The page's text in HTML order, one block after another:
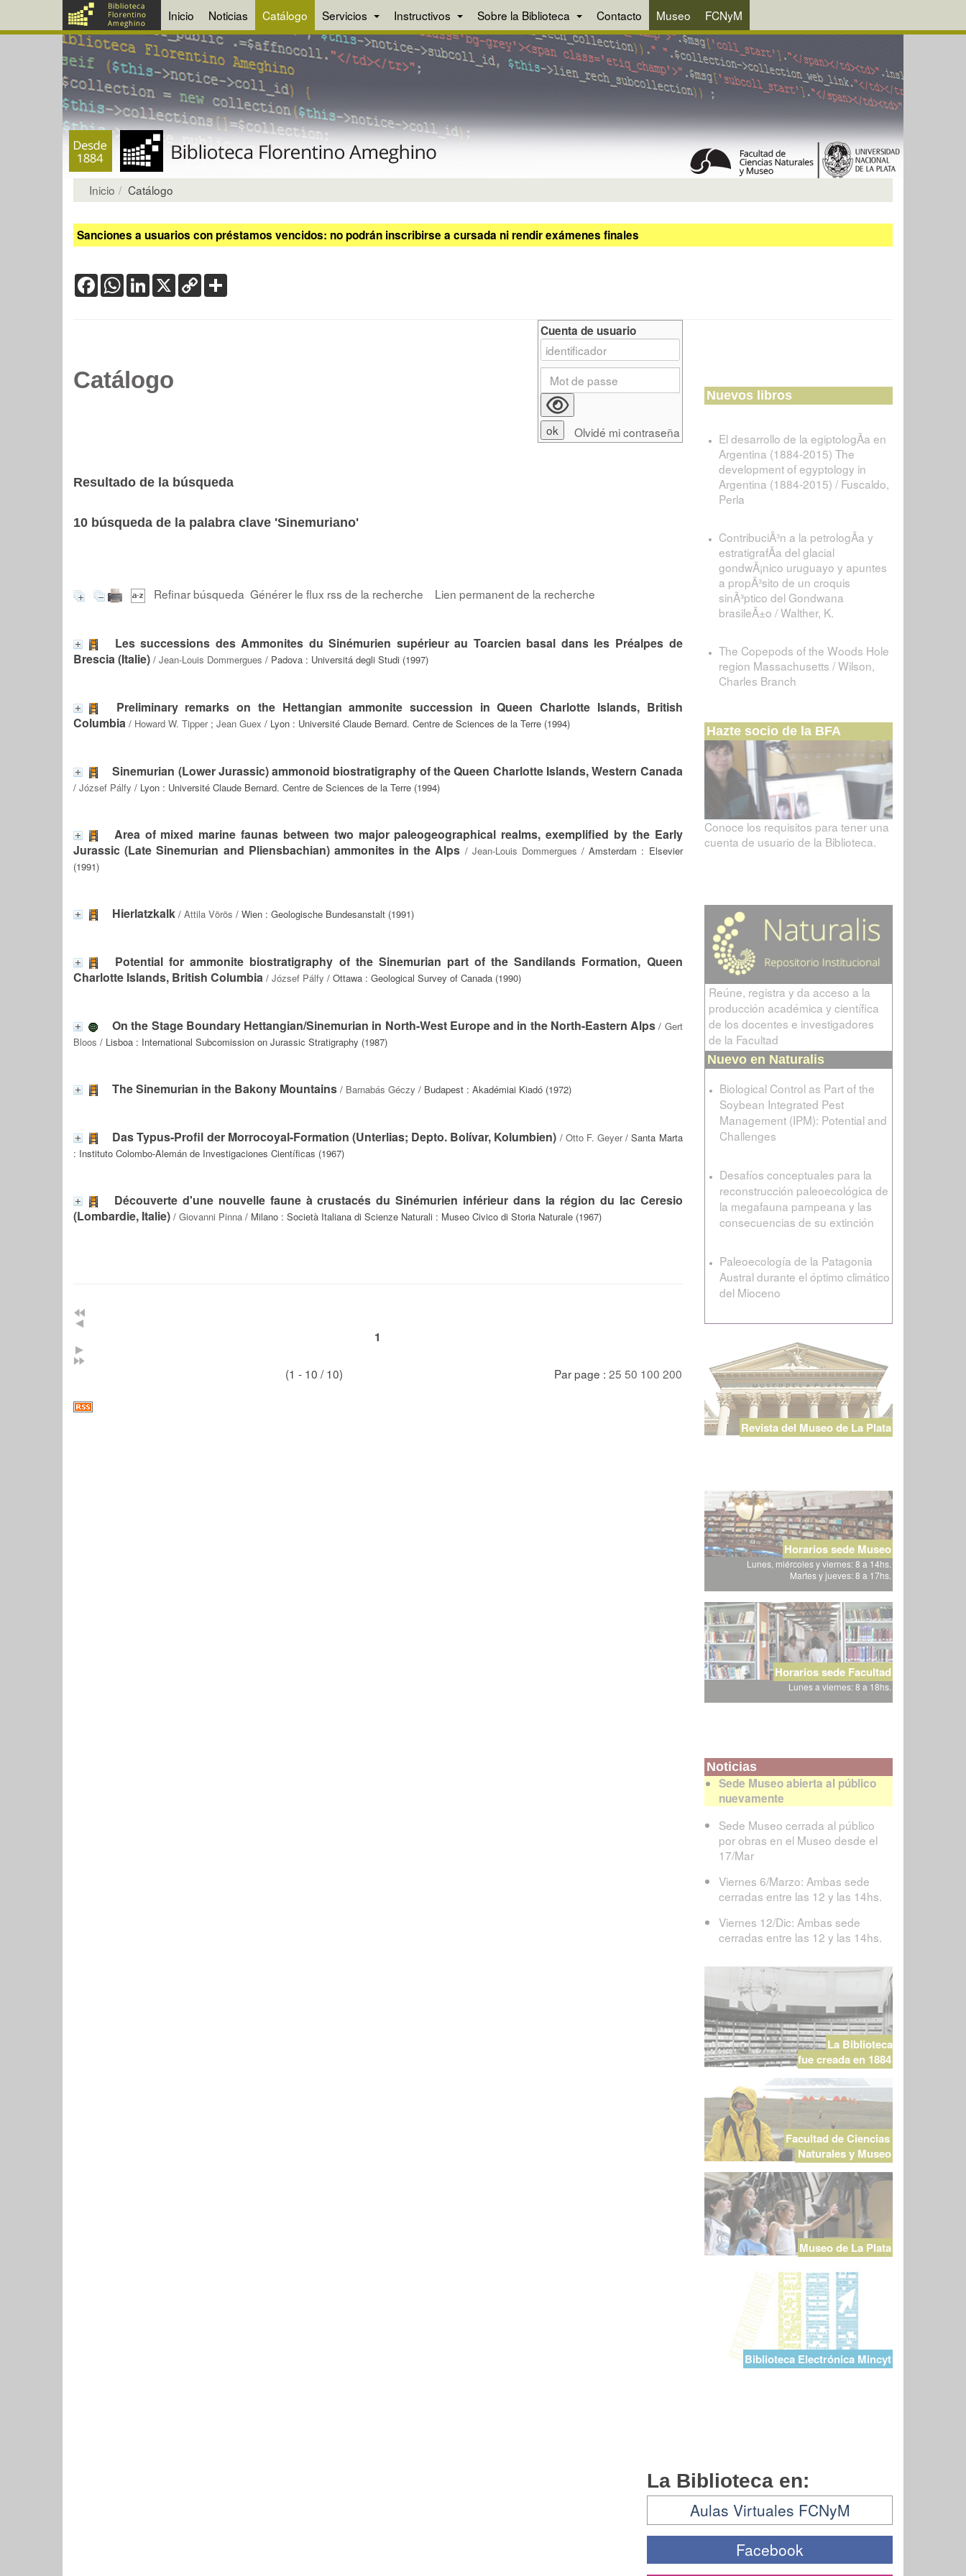
Inicio Noticias Catálogo Servicios Instructivos Sobre la Biblioteca Contacto Museo FCNyM
Inicio Catálogo
Sanciones a usuarios con préstamos vencidos: no podrán inscribirse a cursada ni rendir exámenes finales
FacebookWhatsApp
LinkedIn
X Copy
Link
Catálogo
Resultado de la búsqueda
10 búsqueda de la palabra clave 'Sinemuriano'
Refinar búsqueda Générer le flux rss de la recherche Lien permanent de la recherche
Les successions des Ammonites du Sinémurien supérieur au Toarcien basal dans les Préalpes de
Brescia (Italie) / Jean-Louis Dommergues / Padova : Universitá degli Studi (1997)
Preliminary remarks on the Hettangian ammonite succession in Queen Charlotte Islands, British
Columbia / Howard W. Tipper; Jean Guex / Lyon : Université Claude Bernard. Centre de Sciences de la Terre (1994)
Sinemurian (Lower Jurassic) ammonoid biostratigraphy of the Queen Charlotte Islands, Western Canada
/ József Pálfy / Lyon : Université Claude Bernard. Centre de Sciences de la Terre (1994)
Area of mixed marine faunas between two major paleogeographical realms, exemplified by the Early
Jurassic (Late Sinemurian and Pliensbachian) ammonites in the Alps / Jean-Louis Dommergues / Amsterdam : Elsevier
(1991)
Hierlatzkalk / Attila Vörös / Wien : Geologische Bundesanstalt (1991)
Potential for ammonite biostratigraphy of the Sinemurian part of the Sandilands Formation, Queen
Charlotte Islands, British Columbia / József Pálfy / Ottawa : Geological Survey of Canada (1990)
On the Stage Boundary Hettangian/Sinemurian in North-West Europe and in the North-Eastern Alps / Gert
Bloos / Lisboa : International Subcomission on Jurassic Stratigraphy (1987)
The Sinemurian in the Bakony Mountains / Barnabás Géczy / Budapest : Akadémiai Kiadó (1972)
Das Typus-Profil der Morrocoyal-Formation (Unterlias; Depto. Bolívar, Kolumbien) / Otto F. Geyer/ Santa Marta
: Instituto Colombo-Alemán de Investigaciones Científicas (1967)
Découverte d'une nouvelle faune à crustacés du Sinémurien inférieur dans la région du lac Ceresio
(Lombardie, Italie) / Giovanni Pinna / Milano : Società Italiana di Scienze Naturali : Museo Civico di Storia Naturale (1967)
1
(1 - 10 / 10) Par page : 25 50 100 200
Cuenta de usuario
Olvidé mi contraseña
Nuevos libros
El desarrollo de la egiptologÃ­a en
Argentina (1884-2015) The
development of egyptology in
Argentina (1884-2015) / Fuscaldo,
Perla
ContribuciÃ³n a la petrologÃ­a y
estratigrafÃ­a del glacial
gondwÃ¡nico uruguayo y apuntes
a propÃ³sito de un croquis
sinÃ³ptico del Gondwana
brasileÃ±o / Walther, K.
The Copepods of the Woods Hole
region Massachusetts / Wilson,
Charles Branch
Hazte socio de la BFA
Conoce los requisitos para tener una
cuenta de usuario de la Biblioteca.
Reúne, registra y da acceso a la
producción académica y científica
de los docentes e investigadores
de la Facultad
Nuevo en Naturalis
Biological Control as Part of the
Soybean Integrated Pest
Management (IPM): Potential and
Challenges
Desafíos conceptuales para la
reconstrucción paleoecológica de
la megafauna pampeana y las
consecuencias de su extinción
Paleoecología de la Patagonia
Austral durante el óptimo climático
del Mioceno
Revista del Museo de La Plata
Horarios sede Museo
Lunes, miércoles y viernes: 8 a 14hs.
Martes y jueves: 8 a 17hs.
Horarios sede Facultad
Lunes a viernes: 8 a 18hs.
Noticias
Sede Museo abierta al público
nuevamente
Sede Museo cerrada al público
por obras en el Museo desde el
17/Mar
Viernes 6/Marzo: Ambas sede
cerradas entre las 12 y las 14hs.
Viernes 12/Dic: Ambas sede
cerradas entre las 12 y las 14hs.
La Biblioteca
fue creada en 1884
Facultad de Ciencias
Naturales y Museo
Museo de La Plata
Biblioteca Electrónica Mincyt
La Biblioteca en:
Aulas Virtuales FCNyM
Facebook